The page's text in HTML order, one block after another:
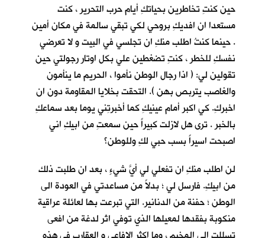
حين كنتِ تخاطرين بحياتكِ أيام حرب التحرير ، كنت
مستعدا ان افديكِ بروحي لكي تبقي سالمة في مكان أمين
. حينما كنتُ اطلب منكِ ان تجلسي في البيت و لا تعرضي
نفسكِ للخطر ، كنتِ تضغطين علي بكل اوتار رجولتي حين
تقولين لي: ( اذا رجال الوطن نأموا ، الحريم ما ينأمون
والغاصب يتربص بهن ). التحقت بخلايا المقاومة دون ان
اخبركِ. كي اكبر أمام عينيكِ كما أخبرتِني يوما بعد سماعكِ
بالخبر . ترى هل لازلت كبيراً حين سمعتِ من ابيكِ اني
اصبحت اسيراً بسب حبي لكِ وللوطن؟
لن اطلب منكِ ان تفعلي لي أيَّ شيءٍ ، بعد ان طلبت ذلك
من ابيكِ. فارسل لي ؛ بدلاً من مساعدتي في العودة الى
الوطن ؛ حفنة من الدنانير. التي تبرعت بها لعائلة عراقية
منكوبة بفقدها لمعيلها الذي توفي اثر لدغة من افعى